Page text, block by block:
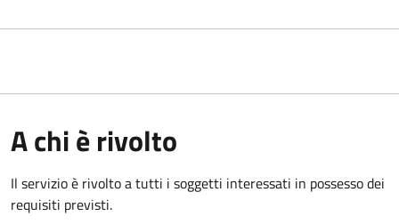
A chi è rivolto
Il servizio è rivolto a tutti i soggetti interessati in possesso dei
requisiti previsti.